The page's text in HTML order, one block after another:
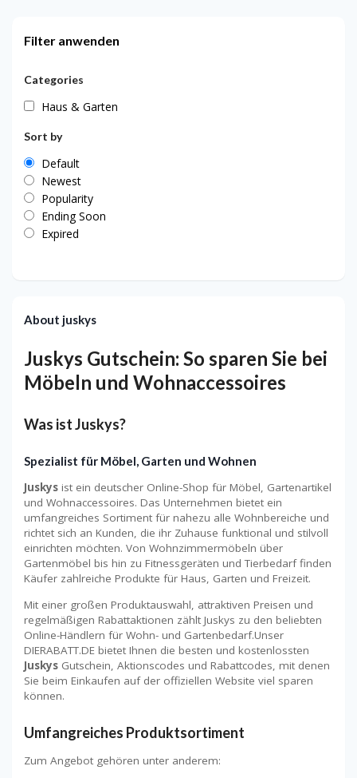
Filter anwenden
Categories
Haus & Garten
Sort by
Default
Newest
Popularity
Ending Soon
Expired
About juskys
Juskys Gutschein: So sparen Sie bei
Möbeln und Wohnaccessoires
Was ist Juskys?
Spezialist für Möbel, Garten und Wohnen
Juskys ist ein deutscher Online-Shop für Möbel, Gartenartikel
und Wohnaccessoires. Das Unternehmen bietet ein
umfangreiches Sortiment für nahezu alle Wohnbereiche und
richtet sich an Kunden, die ihr Zuhause funktional und stilvoll
einrichten möchten. Von Wohnzimmermöbeln über
Gartenmöbel bis hin zu Fitnessgeräten und Tierbedarf finden
Käufer zahlreiche Produkte für Haus, Garten und Freizeit.
Mit einer großen Produktauswahl, attraktiven Preisen und
regelmäßigen Rabattaktionen zählt Juskys zu den beliebten
Online-Händlern für Wohn- und Gartenbedarf.Unser
DIERABATT.DE bietet Ihnen die besten und kostenlossten
Juskys Gutschein, Aktionscodes und Rabattcodes, mit denen
Sie beim Einkaufen auf der offiziellen Website viel sparen
können.
Umfangreiches Produktsortiment
Zum Angebot gehören unter anderem: